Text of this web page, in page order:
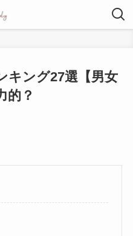
キング27選【男女
的？